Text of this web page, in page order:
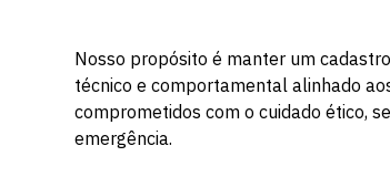
Nosso propósito é manter um
técnico e comportamental alinhado
comprometidos com o cuidado ético,
emergência.